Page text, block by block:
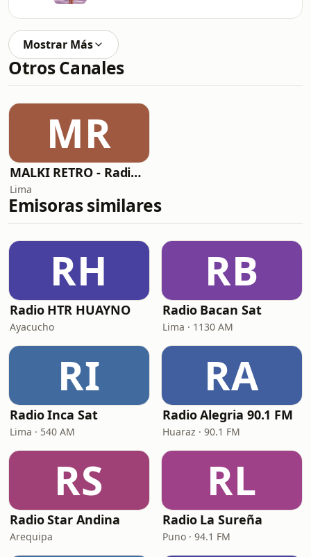
Mostrar Más
Otros Canales
MR
MALKI RETRO - Radio Pop, Rock & Latino
Lima
Emisoras similares
RH
Radio HTR HUAYNO
Ayacucho
RB
Radio Bacan Sat
Lima · 1130 AM
RI
Radio Inca Sat
Lima · 540 AM
RA
Radio Alegria 90.1 FM
Huaraz · 90.1 FM
RS
Radio Star Andina
Arequipa
RL
Radio La Sureña
Puno · 94.1 FM